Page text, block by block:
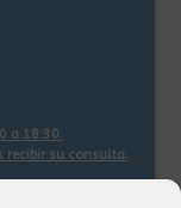
a 18:30.
recibir su consulta.